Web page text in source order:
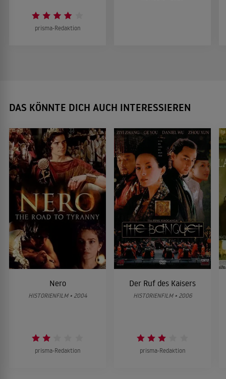
prisma-Redaktion
DAS KÖNNTE DICH AUCH INTERESSIEREN
Nero
HISTORIENFILM • 2004
prisma-Redaktion
Der Ruf des Kaisers
HISTORIENFILM • 2006
prisma-Redaktion